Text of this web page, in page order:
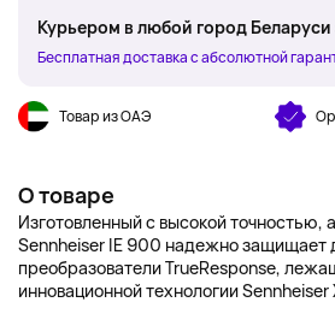
Курьером в любой город Беларуси
Бесплатная доставка с абсолютной
Товар из ОАЭ
О товаре
Изготовленный с высокой
Sennheiser IE 900 надежно защищает
преобразователи TrueResponse,
инновационной технологии Sennheiser